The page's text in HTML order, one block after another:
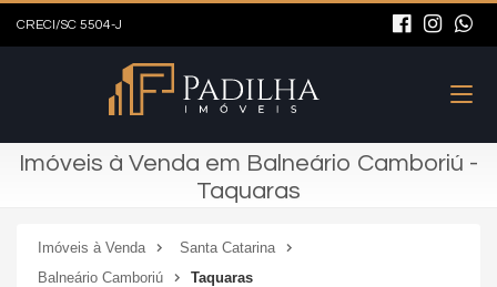
CRECI/SC 5504-J
Imóveis à Venda em Balneário Camboriú -
Taquaras
Imóveis à Venda
Santa Catarina
Balneário Camboriú
Taquaras